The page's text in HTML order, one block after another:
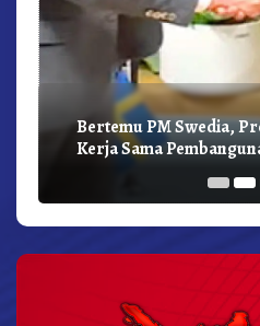
Bertemu PM Swedia,
Kerja Sama